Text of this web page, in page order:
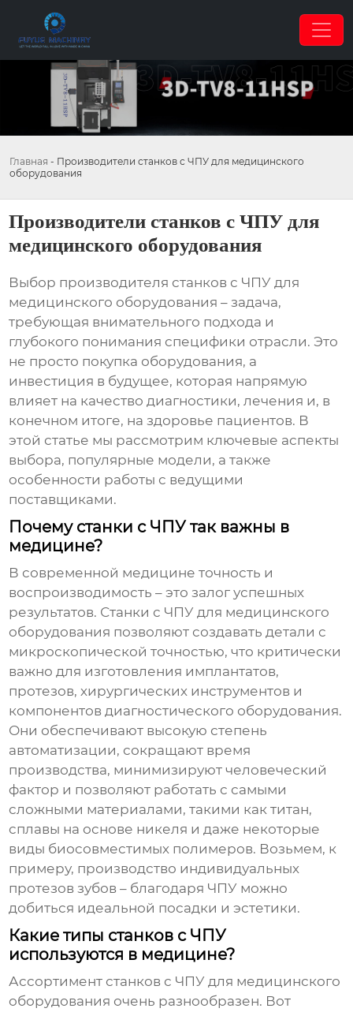
Главная - Производители станков с ЧПУ для медицинского
оборудования
Производители станков с ЧПУ для
медицинского оборудования
Выбор производителя станков с ЧПУ для
медицинского оборудования – задача,
требующая внимательного подхода и
глубокого понимания специфики отрасли. Это
не просто покупка оборудования, а
инвестиция в будущее, которая напрямую
влияет на качество диагностики, лечения и, в
конечном итоге, на здоровье пациентов. В
этой статье мы рассмотрим ключевые аспекты
выбора, популярные модели, а также
особенности работы с ведущими
поставщиками.
Почему станки с ЧПУ так важны в
медицине?
В современной медицине точность и
воспроизводимость – это залог успешных
результатов. Станки с ЧПУ для медицинского
оборудования позволяют создавать детали с
микроскопической точностью, что критически
важно для изготовления имплантатов,
протезов, хирургических инструментов и
компонентов диагностического оборудования.
Они обеспечивают высокую степень
автоматизации, сокращают время
производства, минимизируют человеческий
фактор и позволяют работать с самыми
сложными материалами, такими как титан,
сплавы на основе никеля и даже некоторые
виды биосовместимых полимеров. Возьмем, к
примеру, производство индивидуальных
протезов зубов – благодаря ЧПУ можно
добиться идеальной посадки и эстетики.
Какие типы станков с ЧПУ
используются в медицине?
Ассортимент станков с ЧПУ для медицинского
оборудования очень разнообразен. Вот